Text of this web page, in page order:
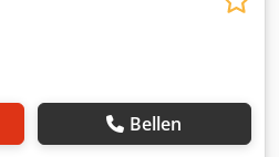
Bellen